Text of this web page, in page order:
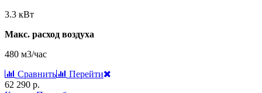
3.3 кВт
Макс. расход воздуха
480 м3/час
Сравнить
Перейти
62 290 р.